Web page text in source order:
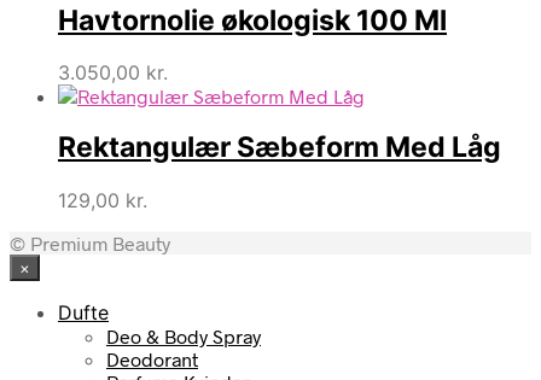
Havtornolie økologisk 100 Ml
3.050,00 kr.
Rektangulær Sæbeform Med Låg
129,00 kr.
© Premium Beauty
×
Dufte
Deo & Body Spray
Deodorant